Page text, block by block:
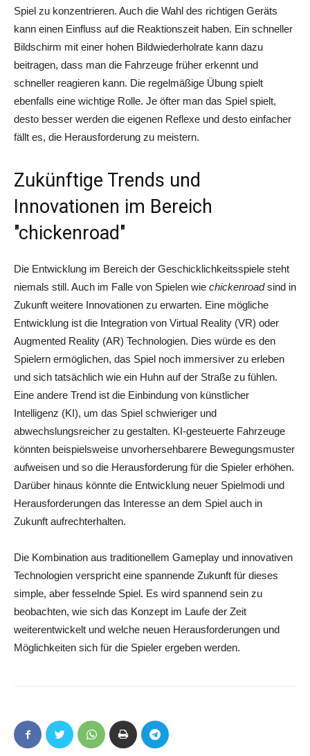
Spiel zu konzentrieren. Auch die Wahl des richtigen Geräts
kann einen Einfluss auf die Reaktionszeit haben. Ein schneller
Bildschirm mit einer hohen Bildwiederholrate kann dazu
beitragen, dass man die Fahrzeuge früher erkennt und
schneller reagieren kann. Die regelmäßige Übung spielt
ebenfalls eine wichtige Rolle. Je öfter man das Spiel spielt,
desto besser werden die eigenen Reflexe und desto einfacher
fällt es, die Herausforderung zu meistern.
Zukünftige Trends und
Innovationen im Bereich
"chickenroad"
Die Entwicklung im Bereich der Geschicklichkeitsspiele steht
niemals still. Auch im Falle von Spielen wie chickenroadsind in
Zukunft weitere Innovationen zu erwarten. Eine mögliche
Entwicklung ist die Integration von Virtual Reality (VR) oder
Augmented Reality (AR) Technologien. Dies würde es den
Spielern ermöglichen, das Spiel noch immersiver zu erleben
und sich tatsächlich wie ein Huhn auf der Straße zu fühlen.
Eine andere Trend ist die Einbindung von künstlicher
Intelligenz (KI), um das Spiel schwieriger und
abwechslungsreicher zu gestalten. KI-gesteuerte Fahrzeuge
könnten beispielsweise unvorhersehbarere Bewegungsmuster
aufweisen und so die Herausforderung für die Spieler erhöhen.
Darüber hinaus könnte die Entwicklung neuer Spielmodi und
Herausforderungen das Interesse an dem Spiel auch in
Zukunft aufrechterhalten.
Die Kombination aus traditionellem Gameplay und innovativen
Technologien verspricht eine spannende Zukunft für dieses
simple, aber fesselnde Spiel. Es wird spannend sein zu
beobachten, wie sich das Konzept im Laufe der Zeit
weiterentwickelt und welche neuen Herausforderungen und
Möglichkeiten sich für die Spieler ergeben werden.